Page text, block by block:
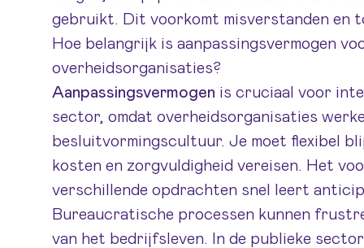
gebruikt. Dit voorkomt misverstanden en
Hoe belangrijk is aanpassingsvermogen
overheidsorganisaties?
Aanpassingsvermogen is cruciaal voor
sector, omdat overheidsorganisaties
besluitvormingscultuur. Je moet flexibel
kosten en zorgvuldigheid vereisen. Het
verschillende opdrachten snel leert
Bureaucratische processen kunnen
van het bedrijfsleven. In de publieke